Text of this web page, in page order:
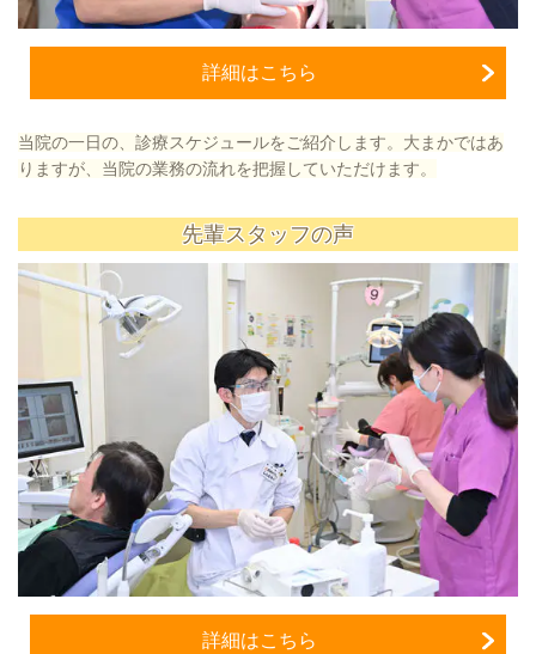
詳細はこちら
当院の一日の、診療スケジュールをご紹介します。大まかではあ
りますが、当院の業務の流れを把握していただけます。
先輩スタッフの声
詳細はこちら